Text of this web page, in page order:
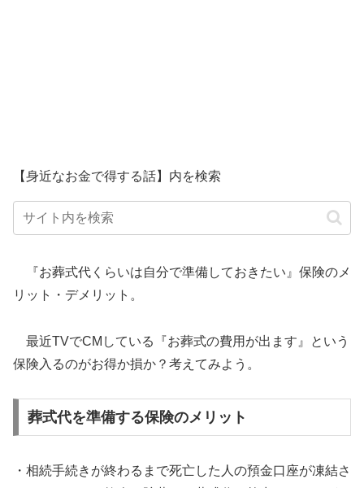
【身近なお金で得する話】内を検索
『お葬式代くらいは自分で準備しておきたい』保険のメ
リット・デメリット。
最近TVでCMしている『お葬式の費用が出ます』という
保険入るのがお得か損か？考えてみよう。
葬式代を準備する保険のメリット
・相続手続きが終わるまで死亡した人の預金口座が凍結さ